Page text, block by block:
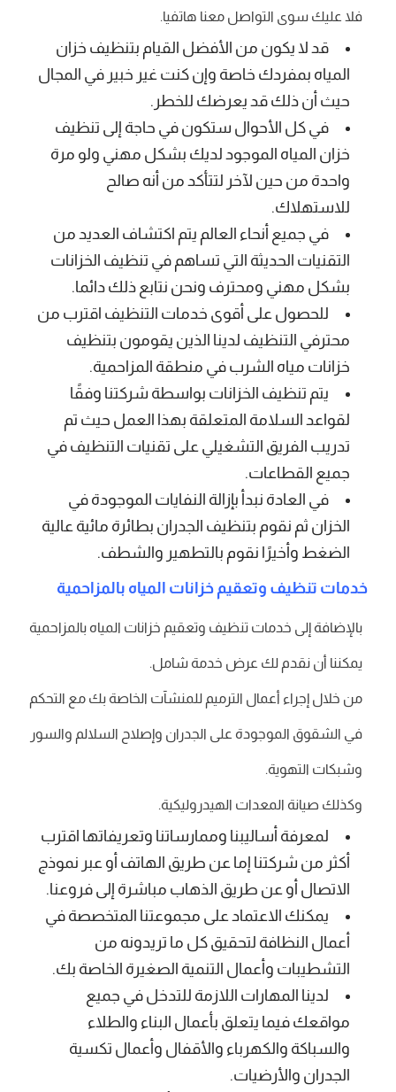
فلا عليك سوى التواصل معنا هاتفيا.
قد لا يكون من الأفضل القيام بتنظيف خزان
المياه بمفردك خاصة وإن كنت غير خبير في المجال
حيث أن ذلك قد يعرضك للخطر.
في كل الأحوال ستكون في حاجة إلى تنظيف
خزان المياه الموجود لديك بشكل مهني ولو مرة
واحدة من حين لآخر لتتأكد من أنه صالح
للاستهلاك.
في جميع أنحاء العالم يتم اكتشاف العديد من
التقنيات الحديثة التي تساهم في تنظيف الخزانات
بشكل مهني ومحترف ونحن نتابع ذلك دائما.
للحصول على أقوى خدمات التنظيف اقترب من
محترفي التنظيف لدينا الذين يقومون بتنظيف
خزانات مياه الشرب في منطقة المزاحمية.
يتم تنظيف الخزانات بواسطة شركتنا وفقًا
لقواعد السلامة المتعلقة بهذا العمل حيث تم
تدريب الفريق التشغيلي على تقنيات التنظيف في
جميع القطاعات.
في العادة نبدأ بإزالة النفايات الموجودة في
الخزان ثم نقوم بتنظيف الجدران بطائرة مائية عالية
الضغط وأخيرًا نقوم بالتطهير والشطف.
خدمات تنظيف وتعقيم خزانات المياه بالمزاحمية
بالإضافة إلى خدمات تنظيف وتعقيم خزانات المياه بالمزاحمية
يمكننا أن نقدم لك عرض خدمة شامل.
من خلال إجراء أعمال الترميم للمنشآت الخاصة بك مع التحكم
في الشقوق الموجودة على الجدران وإصلاح السلالم والسور
وشبكات التهوية.
وكذلك صيانة المعدات الهيدروليكية.
لمعرفة أساليبنا وممارساتنا وتعريفاتها اقترب
أكثر من شركتنا إما عن طريق الهاتف أو عبر نموذج
الاتصال أو عن طريق الذهاب مباشرة إلى فروعنا.
يمكنك الاعتماد على مجموعتنا المتخصصة في
أعمال النظافة لتحقيق كل ما تريدونه من
التشطيبات وأعمال التنمية الصغيرة الخاصة بك.
لدينا المهارات اللازمة للتدخل في جميع
مواقعك فيما يتعلق بأعمال البناء والطلاء
والسباكة والكهرباء والأقفال وأعمال تكسية
الجدران والأرضيات.